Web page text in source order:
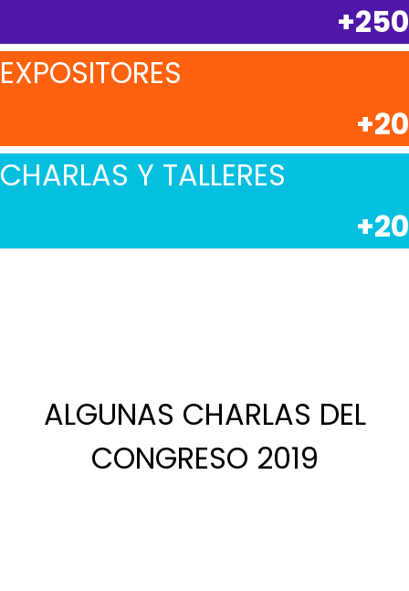
+250
EXPOSITORES
+20
CHARLAS Y TALLERES
+20
ALGUNAS CHARLAS DEL
CONGRESO 2019